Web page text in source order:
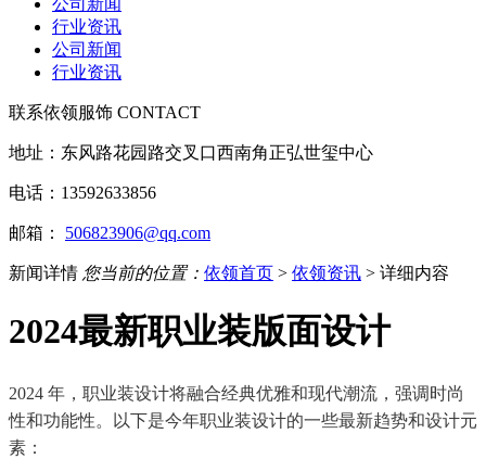
公司新闻
行业资讯
公司新闻
行业资讯
联系依领服饰 CONTACT
地址：东风路花园路交叉口西南角正弘世玺中心
电话： 13592633856
邮箱： 506823906@qq.com
新闻详情 您当前的位置： 依领首页 > 依领资讯 > 详细内容
2024最新职业装版面设计
2024 年，职业装设计将融合经典优雅和现代潮流，强调时尚
性和功能性。以下是今年职业装设计的一些最新趋势和设计元
素：